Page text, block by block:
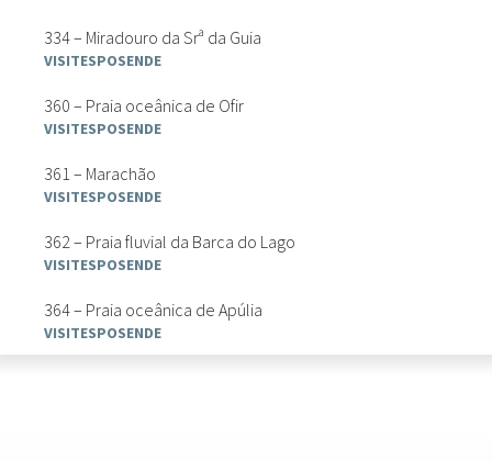
334 – Miradouro da Srª da Guia
VISITESPOSENDE
360 – Praia oceânica de Ofir
VISITESPOSENDE
361 – Marachão
VISITESPOSENDE
362 – Praia fluvial da Barca do Lago
VISITESPOSENDE
364 – Praia oceânica de Apúlia
VISITESPOSENDE